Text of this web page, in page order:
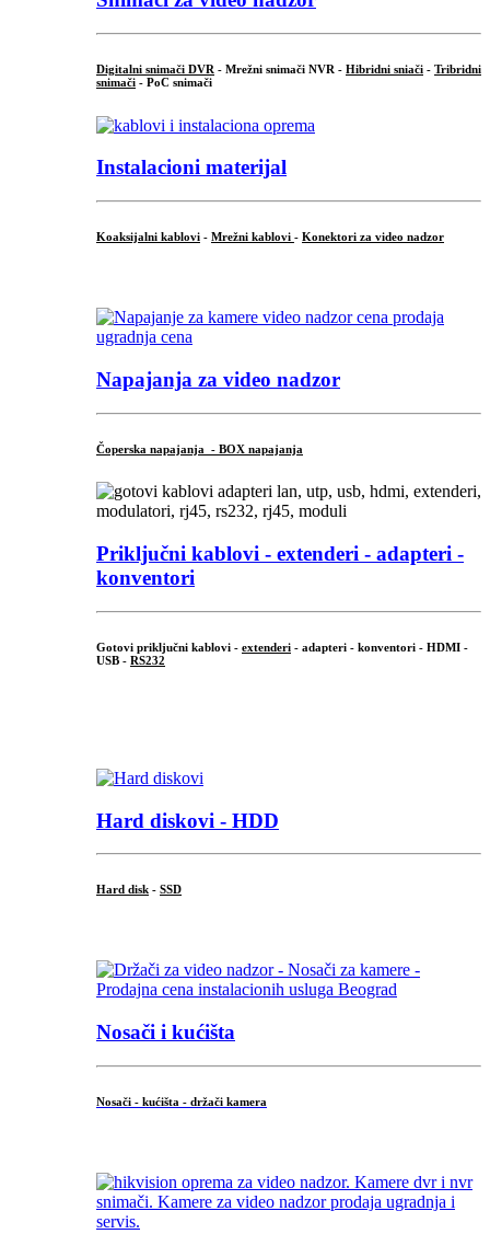
Digitalni snimači DVR - Mrežni snimači NVR - Hibridni sniači - Tribridni
snimači - PoC snimači
Instalacioni materijal
Koaksijalni kablovi - Mrežni kablovi - Konektori za video nadzor
Napajanja za video nadzor
Čoperska napajanja - BOX napajanja
Priključni kablovi - extenderi - adapteri -
konventori
Gotovi priključni kablovi - extenderi - adapteri - konventori - HDMI -
USB - RS232
Hard diskovi - HDD
Hard disk - SSD
Nosači i kućišta
Nosači - kućišta - držači kamera